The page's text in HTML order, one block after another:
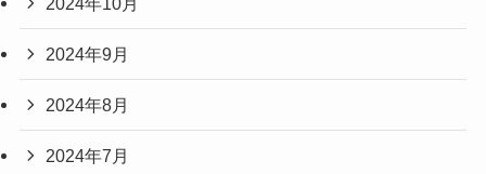
2024年9月
2024年8月
2024年7月